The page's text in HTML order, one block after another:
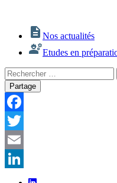
Nos actualités
Etudes en
Rechercher
: Partage
Facebook
Twitter
Email
LinkedIn